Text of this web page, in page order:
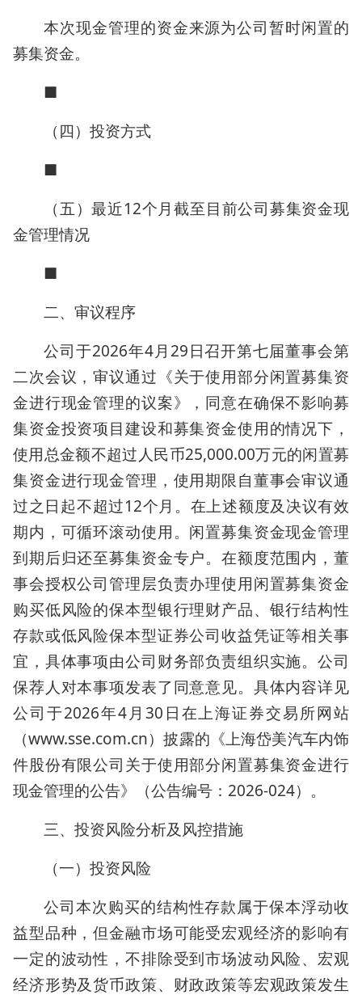
本次现金管理的资金来源为公司暂时闲置的
募集资金。
■
（四）投资方式
■
（五）最近12个月截至目前公司募集资金现
金管理情况
■
二、审议程序
公司于2026年4月29日召开第七届董事会第
二次会议，审议通过《关于使用部分闲置募集资
金进行现金管理的议案》，同意在确保不影响募
集资金投资项目建设和募集资金使用的情况下，
使用总金额不超过人民币25,000.00万元的闲置募
集资金进行现金管理，使用期限自董事会审议通
过之日起不超过12个月。在上述额度及决议有效
期内，可循环滚动使用。闲置募集资金现金管理
到期后归还至募集资金专户。在额度范围内，董
事会授权公司管理层负责办理使用闲置募集资金
购买低风险的保本型银行理财产品、银行结构性
存款或低风险保本型证券公司收益凭证等相关事
宜，具体事项由公司财务部负责组织实施。公司
保荐人对本事项发表了同意意见。具体内容详见
公司于2026年4月30日在上海证券交易所网站
（www.sse.com.cn）披露的《上海岱美汽车内饰
件股份有限公司关于使用部分闲置募集资金进行
现金管理的公告》（公告编号：2026-024）。
三、投资风险分析及风控措施
（一）投资风险
公司本次购买的结构性存款属于保本浮动收
益型品种，但金融市场可能受宏观经济的影响有
一定的波动性，不排除受到市场波动风险、宏观
经济形势及货币政策、财政政策等宏观政策发生